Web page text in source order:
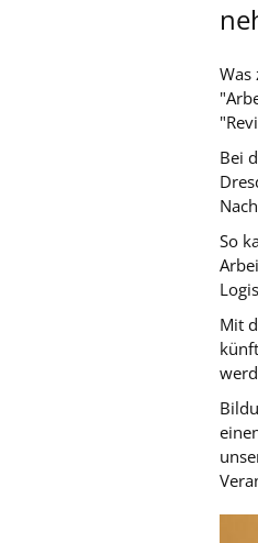
Was
Bei
So
Mit